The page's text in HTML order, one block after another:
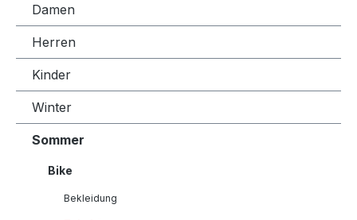
Damen
Herren
Kinder
Winter
Sommer
Bike
Bekleidung